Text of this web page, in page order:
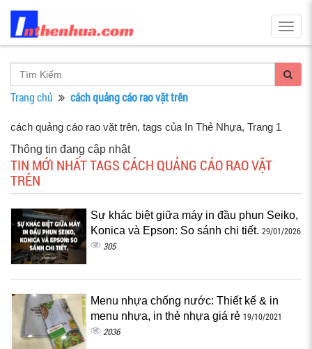
Trang chủ cách quảng cáo rao vặt trên
cách quảng cáo rao vặt trên, tags của In Thẻ Nhựa, Trang 1
Thông tin đang cập nhật
TIN MỚI NHẤT TAGS CÁCH QUẢNG CÁO RAO VẶT
TRÊN
Sự khác biệt giữa máy in đầu phun Seiko,
Konica và Epson: So sánh chi tiết. 29/01/2026
305
Menu nhựa chống nước: Thiết kế & in
menu nhựa, in thẻ nhựa giá rẻ 19/10/2021
2036